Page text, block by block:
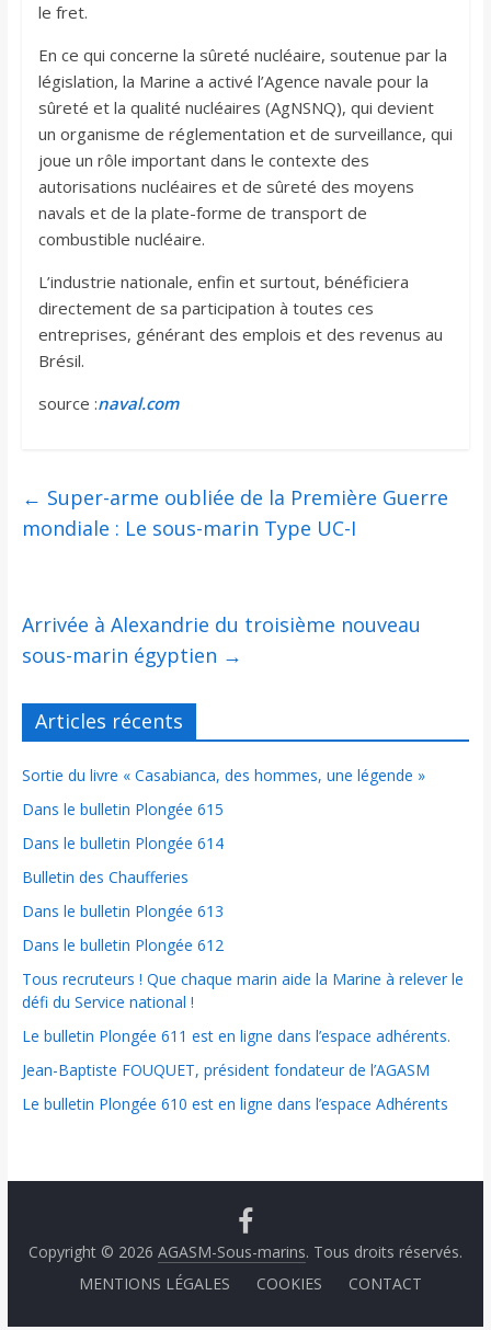
le fret.
En ce qui concerne la sûreté nucléaire, soutenue par la
législation, la Marine a activé l’Agence navale pour la
sûreté et la qualité nucléaires (AgNSNQ), qui devient
un organisme de réglementation et de surveillance, qui
joue un rôle important dans le contexte des
autorisations nucléaires et de sûreté des moyens
navals et de la plate-forme de transport de
combustible nucléaire.
L’industrie nationale, enfin et surtout, bénéficiera
directement de sa participation à toutes ces
entreprises, générant des emplois et des revenus au
Brésil.
source :naval.com
← Super-arme oubliée de la Première Guerre
mondiale : Le sous-marin Type UC-I
Arrivée à Alexandrie du troisième nouveau
sous-marin égyptien →
Articles récents
Sortie du livre « Casabianca, des hommes, une légende »
Dans le bulletin Plongée 615
Dans le bulletin Plongée 614
Bulletin des Chaufferies
Dans le bulletin Plongée 613
Dans le bulletin Plongée 612
Tous recruteurs ! Que chaque marin aide la Marine à relever le
défi du Service national !
Le bulletin Plongée 611 est en ligne dans l’espace adhérents.
Jean-Baptiste FOUQUET, président fondateur de l’AGASM
Le bulletin Plongée 610 est en ligne dans l’espace Adhérents
Copyright © 2026 AGASM-Sous-marins. Tous droits réservés.
MENTIONS LÉGALES
COOKIES CONTACT